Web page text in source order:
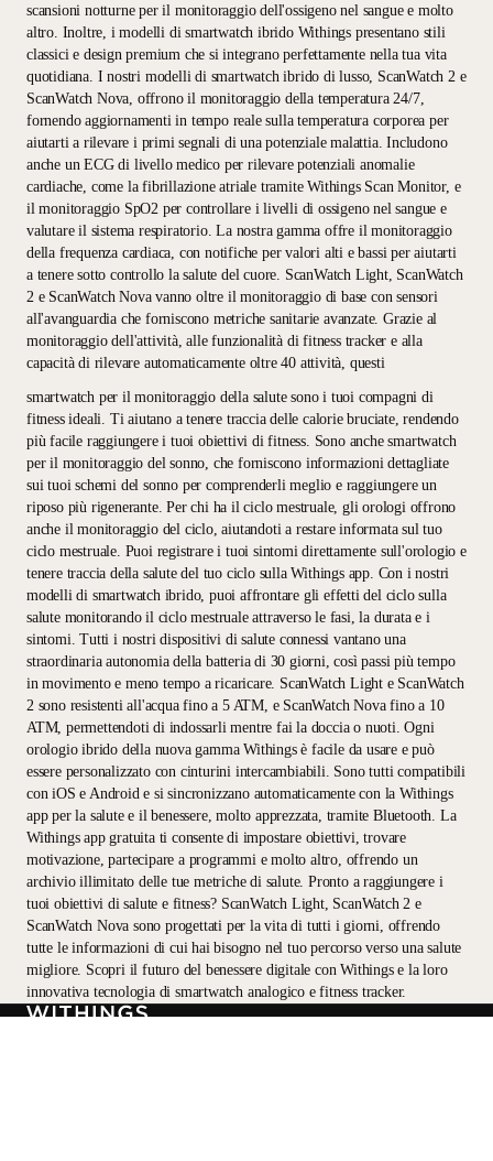
scansioni notturne per il monitoraggio dell'ossigeno nel sangue e molto
altro. Inoltre, i modelli di smartwatch ibrido Withings presentano stili
classici e design premium che si integrano perfettamente nella tua vita
quotidiana. I nostri modelli di smartwatch ibrido di lusso, ScanWatch 2 e
ScanWatch Nova, offrono il monitoraggio della temperatura 24/7,
fornendo aggiornamenti in tempo reale sulla temperatura corporea per
aiutarti a rilevare i primi segnali di una potenziale malattia. Includono
anche un ECG di livello medico per rilevare potenziali anomalie
cardiache, come la fibrillazione atriale tramite Withings Scan Monitor, e
il monitoraggio SpO2 per controllare i livelli di ossigeno nel sangue e
valutare il sistema respiratorio. La nostra gamma offre il monitoraggio
della frequenza cardiaca, con notifiche per valori alti e bassi per aiutarti
a tenere sotto controllo la salute del cuore. ScanWatch Light, ScanWatch
2 e ScanWatch Nova vanno oltre il monitoraggio di base con sensori
all'avanguardia che forniscono metriche sanitarie avanzate. Grazie al
monitoraggio dell'attività, alle funzionalità di fitness tracker e alla
capacità di rilevare automaticamente oltre 40 attività, questi
smartwatch per il monitoraggio della salute sono i tuoi compagni di
fitness ideali. Ti aiutano a tenere traccia delle calorie bruciate, rendendo
più facile raggiungere i tuoi obiettivi di fitness. Sono anche smartwatch
per il monitoraggio del sonno, che forniscono informazioni dettagliate
sui tuoi schemi del sonno per comprenderli meglio e raggiungere un
riposo più rigenerante. Per chi ha il ciclo mestruale, gli orologi offrono
anche il monitoraggio del ciclo, aiutandoti a restare informata sul tuo
ciclo mestruale. Puoi registrare i tuoi sintomi direttamente sull'orologio e
tenere traccia della salute del tuo ciclo sulla Withings app. Con i nostri
modelli di smartwatch ibrido, puoi affrontare gli effetti del ciclo sulla
salute monitorando il ciclo mestruale attraverso le fasi, la durata e i
sintomi. Tutti i nostri dispositivi di salute connessi vantano una
straordinaria autonomia della batteria di 30 giorni, così passi più tempo
in movimento e meno tempo a ricaricare. ScanWatch Light e ScanWatch
2 sono resistenti all'acqua fino a 5 ATM, e ScanWatch Nova fino a 10
ATM, permettendoti di indossarli mentre fai la doccia o nuoti. Ogni
orologio ibrido della nuova gamma Withings è facile da usare e può
essere personalizzato con cinturini intercambiabili. Sono tutti compatibili
con iOS e Android e si sincronizzano automaticamente con la Withings
app per la salute e il benessere, molto apprezzata, tramite Bluetooth. La
Withings app gratuita ti consente di impostare obiettivi, trovare
motivazione, partecipare a programmi e molto altro, offrendo un
archivio illimitato delle tue metriche di salute. Pronto a raggiungere i
tuoi obiettivi di salute e fitness? ScanWatch Light, ScanWatch 2 e
ScanWatch Nova sono progettati per la vita di tutti i giorni, offrendo
tutte le informazioni di cui hai bisogno nel tuo percorso verso una salute
migliore. Scopri il futuro del benessere digitale con Withings e la loro
innovativa tecnologia di smartwatch analogico e fitness tracker.